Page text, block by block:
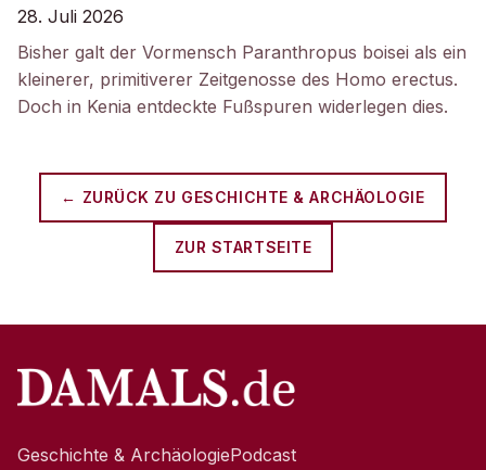
28. Juli 2026
Bisher galt der Vormensch Paranthropus boisei als ein
kleinerer, primitiverer Zeitgenosse des Homo erectus.
Doch in Kenia entdeckte Fußspuren widerlegen dies.
← ZURÜCK ZU GESCHICHTE & ARCHÄOLOGIE
ZUR STARTSEITE
Geschichte & ArchäologiePodcast